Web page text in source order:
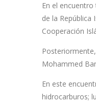
En el
de la República
Cooperación
Mohammed
En este
hidrocarburos;